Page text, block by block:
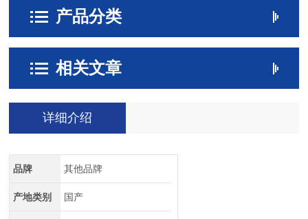
产品分类
相关文章
详细介绍
品牌 其他品牌
产地类别 国产